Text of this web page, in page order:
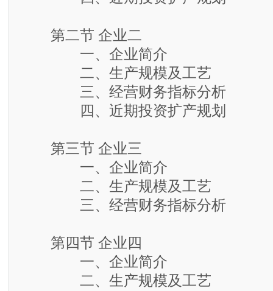
第二节 企业二
一、企业简介
二、生产规模及工艺
三、经营财务指标分析
四、近期投资扩产规划
第三节 企业三
一、企业简介
二、生产规模及工艺
三、经营财务指标分析
第四节 企业四
一、企业简介
二、生产规模及工艺